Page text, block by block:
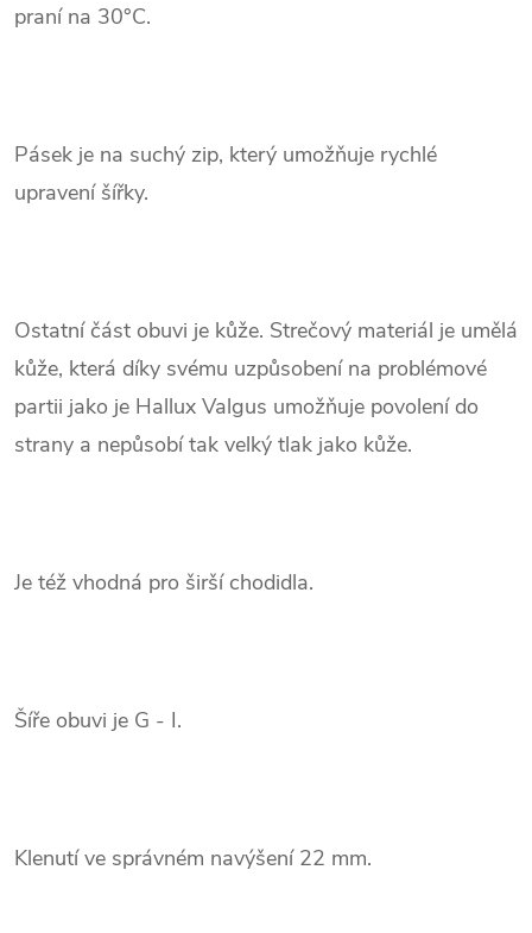
praní na 30°C.
Pásek je na suchý zip, který umožňuje rychlé
upravení šířky.
Ostatní část obuvi je kůže. Strečový materiál je umělá
kůže, která díky svému uzpůsobení na problémové
partii jako je Hallux Valgus umožňuje povolení do
strany a nepůsobí tak velký tlak jako kůže.
Je též vhodná pro širší chodidla.
Šíře obuvi je G - I.
Klenutí ve správném navýšení 22 mm.